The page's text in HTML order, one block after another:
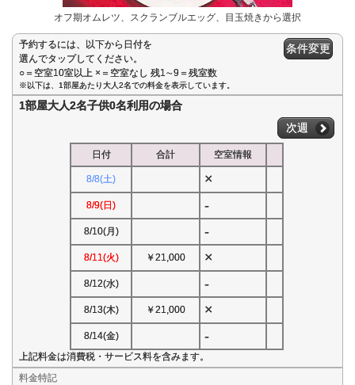
オフ期オムレツ、スクランブルエッグ、目玉焼きから選択
予約するには、以下から日付を
選んでタップしてください。
○＝空室10室以上 ×＝空室なし 残1∼9＝残室数
条件変更
※以下は、1部屋あたり大人2名での料金を表示しています。
1部屋大人2名子供0名利用の場合
次週
日付 合計 空室情報
8/8(土) ×
8/9(日) -
8/10(月) -
8/11(火) ￥21,000 ×
8/12(水) -
8/13(木) ￥21,000 ×
8/14(金) -
上記料金は消費税・サービス料を含みます。
料金特記